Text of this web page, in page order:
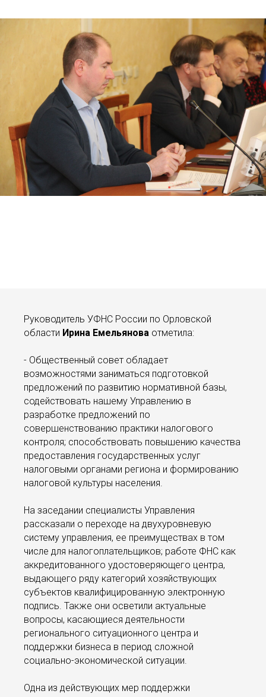
Руководитель УФНС России по Орловской
области Ирина Емельянова отметила:
- Общественный совет обладает
возможностями заниматься подготовкой
предложений по развитию нормативной базы,
содействовать нашему Управлению в
разработке предложений по
совершенствованию практики налогового
контроля; способствовать повышению качества
предоставления государственных услуг
налоговыми органами региона и формированию
налоговой культуры населения.
На заседании специалисты Управления
рассказали о переходе на двухуровневую
систему управления, ее преимуществах в том
числе для налогоплательщиков; работе ФНС как
аккредитованного удостоверяющего центра,
выдающего ряду категорий хозяйствующих
субъектов квалифицированную электронную
подпись. Также они осветили актуальные
вопросы, касающиеся деятельности
регионального ситуационного центра и
поддержки бизнеса в период сложной
социально-экономической ситуации.
Одна из действующих мер поддержки